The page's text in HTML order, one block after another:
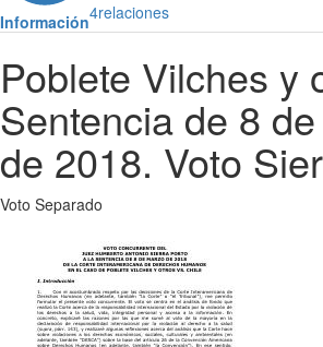
Información4relaciones
Poblete Vilches y
Sentencia de 8
de 2018. Voto
Voto Separado